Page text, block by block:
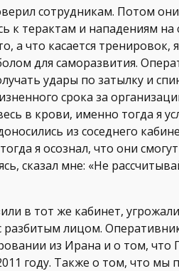
сотрудникам. Потом
к терактам и нападениям на
а что касается тренировок,
для саморазвития.
удары по затылку и
срока за
в крови, именно тогда я
из соседнего
я осознал, что они
сказал мне: «Не
в тот же кабинет,
разбитым лицом.
из Ирана и о том, что
году. Также о том, что мы